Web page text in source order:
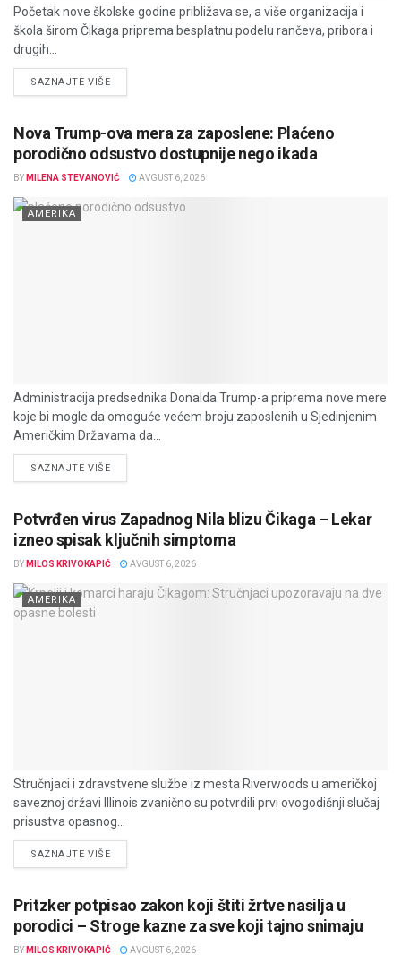
Početak nove školske godine približava se, a više organizacija i
škola širom Čikaga priprema besplatnu podelu rančeva, pribora i
drugih...
SAZNAJTE VIŠEDETAILS
Nova Trump-ova mera za zaposlene: Plaćeno
porodično odsustvo dostupnije nego ikada
BY MILENA STEVANOVIĆ AVGUST 6, 2026
AMERIKA
Administracija predsednika Donalda Trump-a priprema nove mere
koje bi mogle da omoguće većem broju zaposlenih u Sjedinjenim
Američkim Državama da...
SAZNAJTE VIŠEDETAILS
Potvrđen virus Zapadnog Nila blizu Čikaga – Lekar
izneo spisak ključnih simptoma
BY MILOS KRIVOKAPIĆ AVGUST 6, 2026
AMERIKA
Stručnjaci i zdravstvene službe iz mesta Riverwoods u američkoj
saveznoj državi Illinois zvanično su potvrdili prvi ovogodišnji slučaj
prisustva opasnog...
SAZNAJTE VIŠEDETAILS
Pritzker potpisao zakon koji štiti žrtve nasilja u
porodici – Stroge kazne za sve koji tajno snimaju
BY MILOS KRIVOKAPIĆ AVGUST 6, 2026